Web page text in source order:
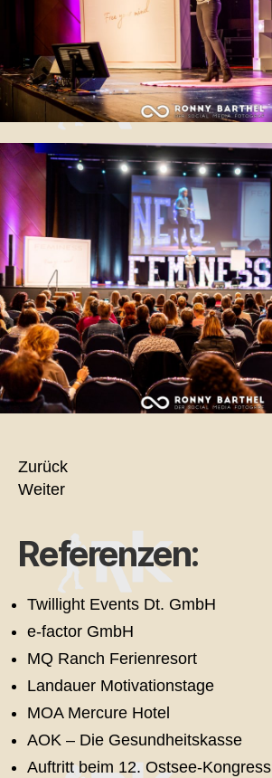
Zurück
Weiter
Referenzen:
Twillight Events Dt. GmbH
e-factor GmbH
MQ Ranch Ferienresort
Landauer Motivationstage
MOA Mercure Hotel
AOK – Die Gesundheitskasse
Auftritt beim 12. Ostsee-Kongress